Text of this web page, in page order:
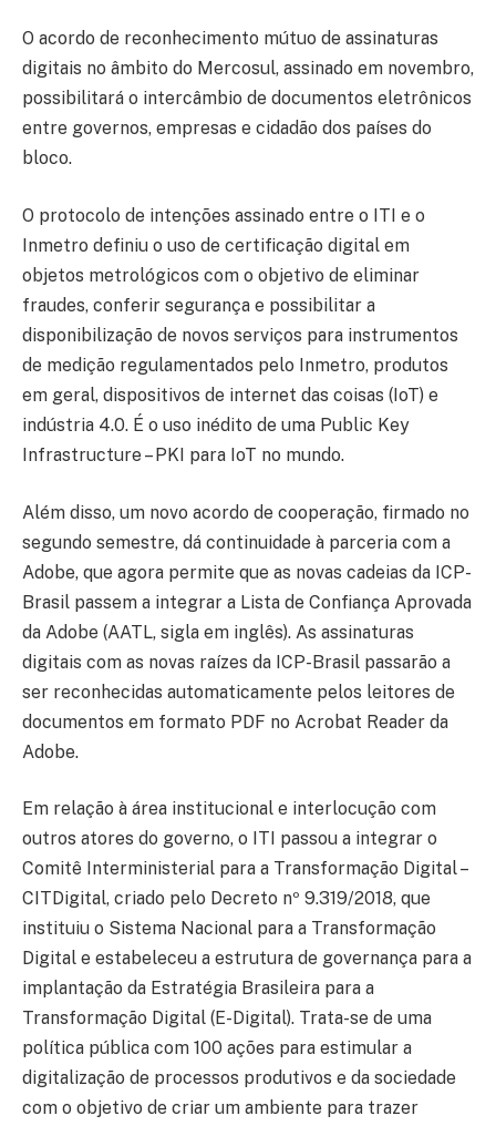
O acordo de reconhecimento mútuo de assinaturas
digitais no âmbito do Mercosul, assinado em novembro,
possibilitará o intercâmbio de documentos eletrônicos
entre governos, empresas e cidadão dos países do
bloco.
O protocolo de intenções assinado entre o ITI e o
Inmetro definiu o uso de certificação digital em
objetos metrológicos com o objetivo de eliminar
fraudes, conferir segurança e possibilitar a
disponibilização de novos serviços para instrumentos
de medição regulamentados pelo Inmetro, produtos
em geral, dispositivos de internet das coisas (IoT) e
indústria 4.0. É o uso inédito de uma Public Key
Infrastructure – PKI para IoT no mundo.
Além disso, um novo acordo de cooperação, firmado no
segundo semestre, dá continuidade à parceria com a
Adobe, que agora permite que as novas cadeias da ICP-
Brasil passem a integrar a Lista de Confiança Aprovada
da Adobe (AATL, sigla em inglês). As assinaturas
digitais com as novas raízes da ICP-Brasil passarão a
ser reconhecidas automaticamente pelos leitores de
documentos em formato PDF no Acrobat Reader da
Adobe.
Em relação à área institucional e interlocução com
outros atores do governo, o ITI passou a integrar o
Comitê Interministerial para a Transformação Digital –
CITDigital, criado pelo Decreto nº 9.319/2018, que
instituiu o Sistema Nacional para a Transformação
Digital e estabeleceu a estrutura de governança para a
implantação da Estratégia Brasileira para a
Transformação Digital (E-Digital). Trata-se de uma
política pública com 100 ações para estimular a
digitalização de processos produtivos e da sociedade
com o objetivo de criar um ambiente para trazer